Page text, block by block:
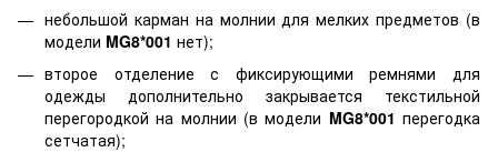
небольшой карман на молнии для мелких предметов (в
модели MG8*001 нет);
второе отделение с фиксирующими ремнями для
одежды дополнительно закрывается текстильной
перегородкой на молнии (в модели MG8*001 перегодка
сетчатая);